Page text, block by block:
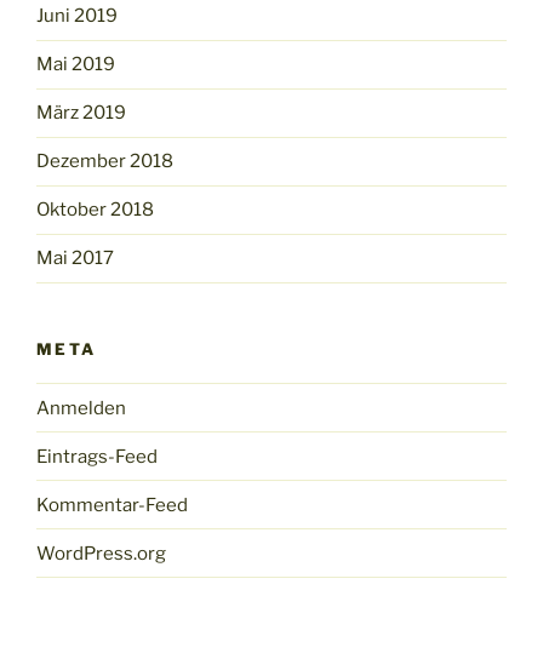
Juni 2019
Mai 2019
März 2019
Dezember 2018
Oktober 2018
Mai 2017
META
Anmelden
Eintrags-Feed
Kommentar-Feed
WordPress.org